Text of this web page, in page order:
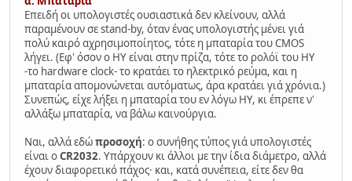
Επειδή οι υπολογιστές ουσιαστικά δεν κλείνουν, αλλά
παραμένουν σε stand-by, όταν ένας υπολογιστής μένει γιά
πολύ καιρό αχρησιμοποίητος, τότε η μπαταρία του CMOS
λήγει. (Εφ' όσον ο ΗΥ είναι στην πρίζα, τότε το ρολόϊ του ΗΥ
-το hardware clock- το κρατάει το ηλεκτρικό ρεύμα, και η
μπαταρία απομονώνεται αυτόματως, άρα κρατάει γιά χρόνια.)
Συνεπώς, είχε λήξει η μπαταρία του εν λόγω ΗΥ, κι έπρεπε ν'
αλλάξω μπαταρία, να βάλω καινούργια.
Ναι, αλλά εδώπροσοχή: ο συνήθης τύπος γιά υπολογιστές
είναι οCR2032. Υπάρχουν κι άλλοι με την ίδια διάμετρο, αλλά
έχουν διαφορετικό πάχος· και, κατά συνέπεια, είτε δεν θα